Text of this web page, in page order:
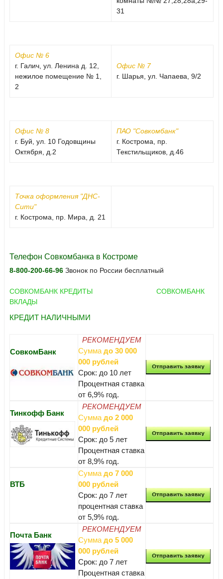
31
Офис № 6
г. Галич, ул. Ленина д. 12,
нежилое помещение № 1,
2
Офис № 7
г. Шарья, ул. Чапаева, 9/2
Офис № 8
г. Буй, ул. 10 Годовщины
Октября, д.2
ПАО "Совкомбанк"
г. Кострома, пр.
Текстильщиков, д.46
Точка оформления "ДНС-
Сити"
г. Кострома, пр. Мира, д. 21
Телефон Совкомбанка в Костроме
8-800-200-66-96 Звонок по России бесплатный
СОВКОМБАНК КРЕДИТЫ
СОВКОМБАНК
ВКЛАДЫ
КРЕДИТ НАЛИЧНЫМИ
СовкомБанк
РЕКОМЕНДУЕМ
Сумма до 30 000
000 рублей
Срок: до 10 лет
Процентная ставка
от 6,9% год.
Тинкофф Банк
РЕКОМЕНДУЕМ
Сумма до 2 000
000 рублей
Срок: до 5 лет
Процентная ставка
от 8,9% год.
ВТБ
Сумма до 7 000
000 рублей
Срок: до 7 лет
процентная ставка
от 5,9% год.
Почта Банк
РЕКОМЕНДУЕМ
Сумма до 5 000
000 рублей
Срок: до 7 лет
Процентная ставка